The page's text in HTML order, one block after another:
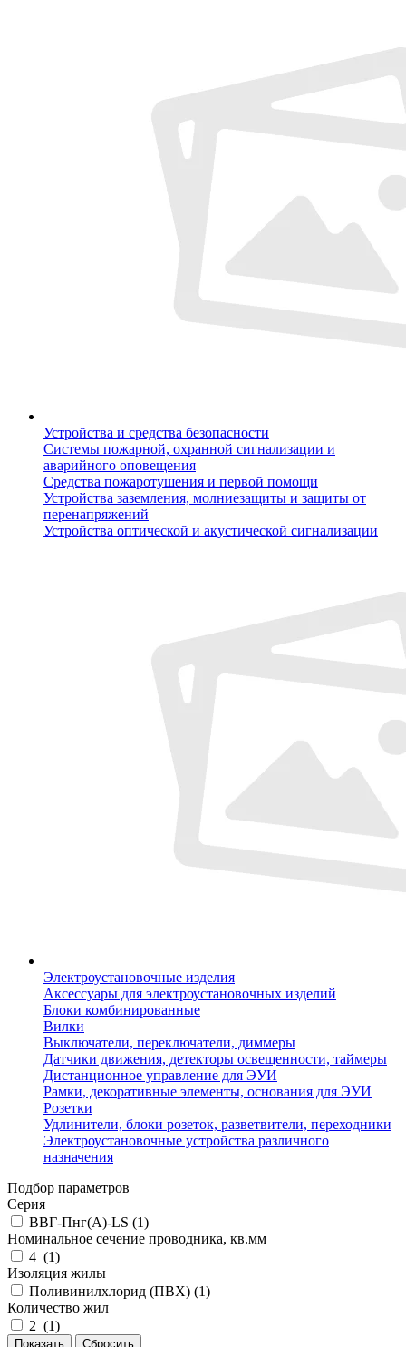
Устройства и средства безопасности
Системы пожарной, охранной сигнализации и
аварийного оповещения
Средства пожаротушения и первой помощи
Устройства заземления, молниезащиты и защиты от
перенапряжений
Устройства оптической и акустической сигнализации
Электроустановочные изделия
Аксессуары для электроустановочных изделий
Блоки комбинированные
Вилки
Выключатели, переключатели, диммеры
Датчики движения, детекторы освещенности, таймеры
Дистанционное управление для ЭУИ
Рамки, декоративные элементы, основания для ЭУИ
Розетки
Удлинители, блоки розеток, разветвители, переходники
Электроустановочные устройства различного
назначения
Подбор параметров
Серия
ВВГ-Пнг(А)-LS (1)
Номинальное сечение проводника, кв.мм
4 (1)
Изоляция жилы
Поливинилхлорид (ПВХ) (1)
Количество жил
2 (1)